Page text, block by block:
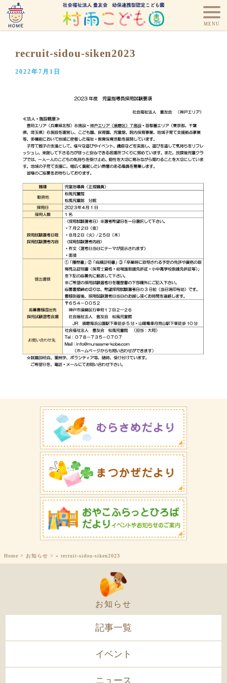
recruit-sidou-siken2023
2022年7月1日
Home > お知らせ > » recruit-sidou-siken2023
お知らせ
記事一覧
イベント
ニュース